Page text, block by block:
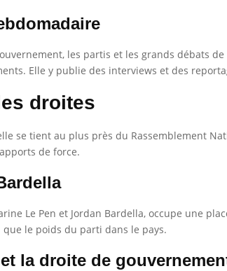
les partis et les grands débats
Elle y publie des interviews et des
droites
se tient au plus près du Rassemblement
de force.
Le Pen et Jordan Bardella, occupe une
le poids du parti dans le pays.
la droite de